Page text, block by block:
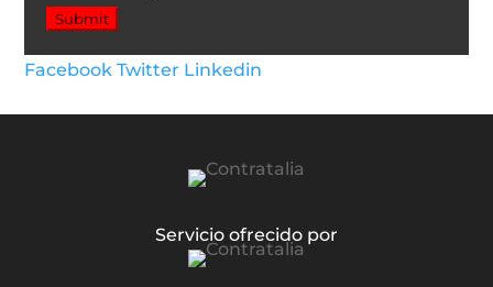
Submit
Facebook Twitter Linkedin
Servicio ofrecido por